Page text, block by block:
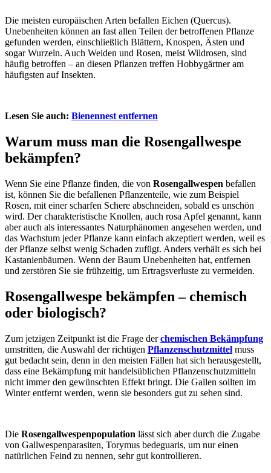
Die meisten europäischen Arten befallen Eichen (Quercus).
Unebenheiten können an fast allen Teilen der betroffenen Pflanze
gefunden werden, einschließlich Blättern, Knospen, Ästen und
sogar Wurzeln. Auch Weiden und Rosen, meist Wildrosen, sind
häufig betroffen – an diesen Pflanzen treffen Hobbygärtner am
häufigsten auf Insekten.
Lesen Sie auch: Bienennest entfernen
Warum muss man die Rosengallwespe
bekämpfen?
Wenn Sie eine Pflanze finden, die von Rosengallwespen befallen
ist, können Sie die befallenen Pflanzenteile, wie zum Beispiel
Rosen, mit einer scharfen Schere abschneiden, sobald es unschön
wird. Der charakteristische Knollen, auch rosa Apfel genannt, kann
aber auch als interessantes Naturphänomen angesehen werden, und
das Wachstum jeder Pflanze kann einfach akzeptiert werden, weil es
der Pflanze selbst wenig Schaden zufügt. Anders verhält es sich bei
Kastanienbäumen. Wenn der Baum Unebenheiten hat, entfernen
und zerstören Sie sie frühzeitig, um Ertragsverluste zu vermeiden.
Rosengallwespe bekämpfen – chemisch
oder biologisch?
Zum jetzigen Zeitpunkt ist die Frage derchemischen Bekämpfung
umstritten, die Auswahl der richtigen Pflanzenschutzmittel muss
gut bedacht sein, denn in den meisten Fällen hat sich herausgestellt,
dass eine Bekämpfung mit handelsüblichen Pflanzenschutzmitteln
nicht immer den gewünschten Effekt bringt. Die Gallen sollten im
Winter entfernt werden, wenn sie besonders gut zu sehen sind.
Die Rosengallwespenpopulation lässt sich aber durch die Zugabe
von Gallwespenparasiten, Torymus bedeguaris, um nur einen
natürlichen Feind zu nennen, sehr gut kontrollieren.